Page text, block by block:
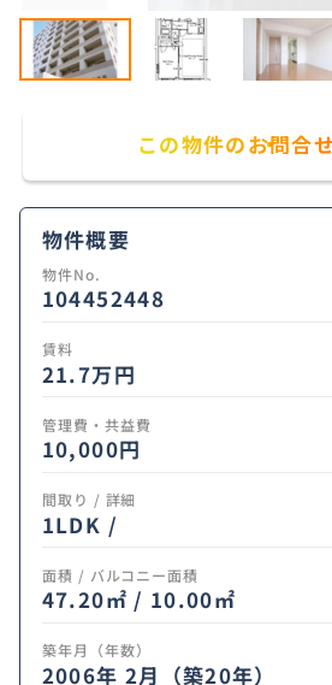
この物件のお問合
物件概要
物件No.
104452448
賃料
21.7万円
管理費・共益費
10,000円
間取り / 詳細
1LDK /
面積 / バルコニー面積
47.20㎡ / 10.00㎡
築年月（年数）
2006年 2月（築20年）